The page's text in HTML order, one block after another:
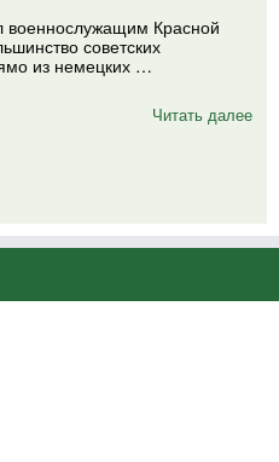
военнослужащим Красной
советских
из немецких …
Читать далее